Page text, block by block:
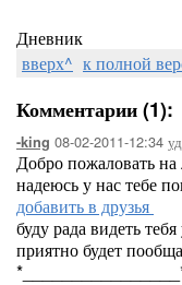
Дневник
вверх^ к полной
Комментарии (1):
-king 08-02-2011-12:34
Добро пожаловать на
надеюсь у нас тебе
добавить в друзья
буду рада видеть
приятно будет